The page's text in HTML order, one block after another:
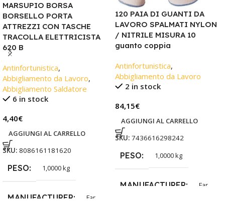
MARSUPIO BORSA
BORSELLO PORTA
ATTREZZI CON TASCHE
TRACOLLA ELETTRICISTA
620 B
Antinfortunistica,
Abbigliamento da Lavoro,
Abbigliamento Saldatore
6 in stock
4,40€
AGGIUNGI AL CARRELLO
SKU: 8086161181620
PESO 1,0000 kg
MANUFACTURER Far
120 PAIA DI GUANTI DA
LAVORO SPALMATI NYLON
/ NITRILE MISURA 10
guanto coppia
Antinfortunistica,
Abbigliamento da Lavoro
2 in stock
84,15€
AGGIUNGI AL CARRELLO
SKU: 7436616298242
PESO 1,0000 kg
MANUFACTURER Far